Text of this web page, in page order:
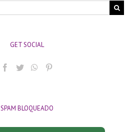
GET SOCIAL
SPAM BLOQUEADO